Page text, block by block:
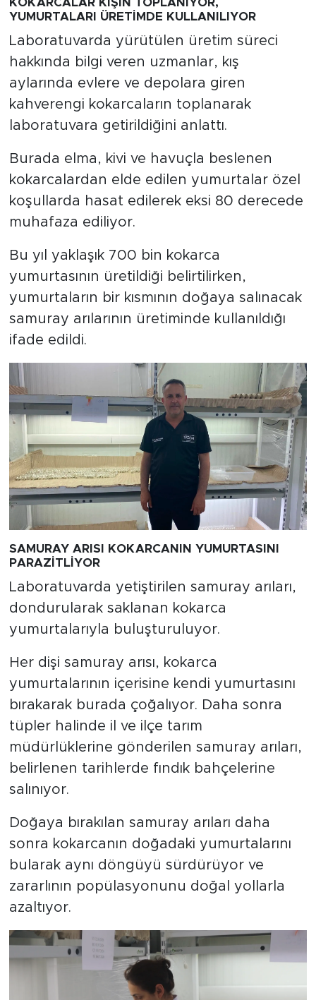
KOKARCALAR KIŞIN TOPLANIYOR,
YUMURTALARI ÜRETİMDE KULLANILIYOR
Laboratuvarda yürütülen üretim süreci
hakkında bilgi veren uzmanlar, kış
aylarında evlere ve depolara giren
kahverengi kokarcaların toplanarak
laboratuvara getirildiğini anlattı.
Burada elma, kivi ve havuçla beslenen
kokarcalardan elde edilen yumurtalar özel
koşullarda hasat edilerek eksi 80 derecede
muhafaza ediliyor.
Bu yıl yaklaşık 700 bin kokarca
yumurtasının üretildiği belirtilirken,
yumurtaların bir kısmının doğaya salınacak
samuray arılarının üretiminde kullanıldığı
ifade edildi.
SAMURAY ARISI KOKARCANIN YUMURTASINI
PARAZİTLİYOR
Laboratuvarda yetiştirilen samuray arıları,
dondurularak saklanan kokarca
yumurtalarıyla buluşturuluyor.
Her dişi samuray arısı, kokarca
yumurtalarının içerisine kendi yumurtasını
bırakarak burada çoğalıyor. Daha sonra
tüpler halinde il ve ilçe tarım
müdürlüklerine gönderilen samuray arıları,
belirlenen tarihlerde fındık bahçelerine
salınıyor.
Doğaya bırakılan samuray arıları daha
sonra kokarcanın doğadaki yumurtalarını
bularak aynı döngüyü sürdürüyor ve
zararlının popülasyonunu doğal yollarla
azaltıyor.